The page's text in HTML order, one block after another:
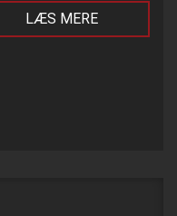
LÆS MERE